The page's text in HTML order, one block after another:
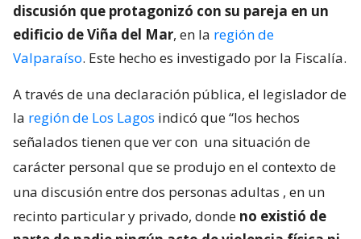
discusión que protagonizó con su pareja en un
edificio de Viña del Mar, en la región de
Valparaíso. Este hecho es investigado por la Fiscalía.
A través de una declaración pública, el legislador de
la región de Los Lagos indicó que “los hechos
señalados tienen que ver con una situación de
carácter personal que se produjo en el contexto de
una discusión entre dos personas adultas , en un
recinto particular y privado, donde no existió de